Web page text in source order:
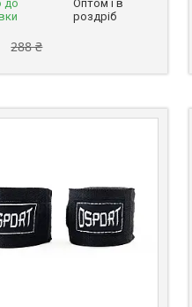
до
Оптом і в
роздріб
288 ₴